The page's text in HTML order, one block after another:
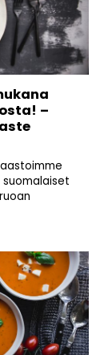
–
suomalaiset